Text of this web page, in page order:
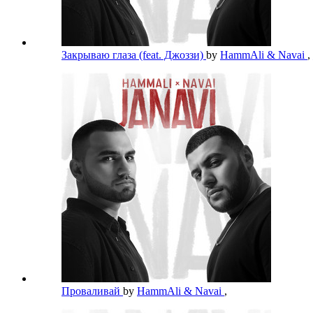
Закрываю глаза (feat. Джоззи) by HammAli & Navai ,
Проваливай by HammAli & Navai ,